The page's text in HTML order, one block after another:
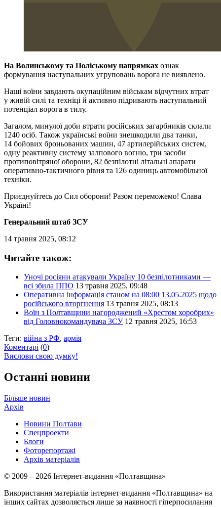
На Волинському та Поліському напрямках ознак
формування наступальних угруповань ворога не виявлено.
Наші воїни завдають окупаційним військам відчутних втрат
у живій силі та техніці й активно підривають наступальний
потенціал ворога в тилу.
Загалом, минулої доби втрати російських загарбників склали
1240 осіб. Також українські воїни знешкодили два танки,
14 бойових броньованих машин, 47 артилерійських систем,
одну реактивну систему залпового вогню, три засоби
протиповітряної оборони, 82 безпілотні літальні апарати
оперативно-тактичного рівня та 126 одиниць автомобільної
техніки.
Приєднуйтесь до Сил оборони! Разом переможемо! Слава
Україні!
Генеральний штаб ЗСУ
14 травня 2025, 08:12
Читайте також:
Уночі росіяни атакували Україну 10 безпілотниками —
всі збила ППО 13 травня 2025, 09:48
Оперативна інформація станом на 08:00 13.05.2025 щодо
російського вторгнення 13 травня 2025, 08:13
Воїн з Полтавщини нагороджений «Хрестом хоробрих»
від Головнокомандувача ЗСУ 12 травня 2025, 16:53
Теги: війна з РФ, армія
Коментарі (0)
Вислови свою думку!
Останні новини
Більше новин
Архів
Новини Полтави
Спецпроекти
Блоги
Фоторепортажі
Архів матеріалів
© 2009 – 2026 Інтернет-видання «Полтавщина»
Використання матеріалів інтернет-видання «Полтавщина» на
інших сайтах дозволяється лише за наявності гіперпосилання